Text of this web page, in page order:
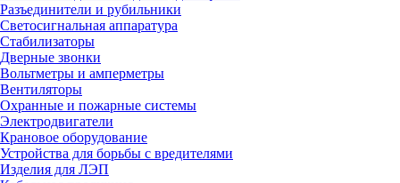
Разъединители и рубильники
Светосигнальная аппаратура
Стабилизаторы
Дверные звонки
Вольтметры и амперметры
Вентиляторы
Охранные и пожарные системы
Электродвигатели
Крановое оборудование
Устройства для борьбы с вредителями
Изделия для ЛЭП